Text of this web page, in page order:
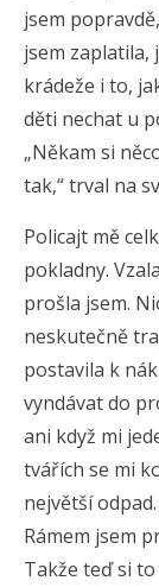
jsem
jsem zaplatila,
krádeže i to,
děti nechat u
„Někam si
tak,“ trval na
Policajt mě
pokladny.
prošla jsem.
neskutečně
postavila k
vyndávat do
ani když mi
tvářích se mi
největší
Rámem jsem
Takže teď si